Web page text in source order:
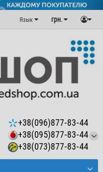
грн.
Язык
+38(096)877-83-44
+38(095)877-83-44
+38(073)877-83-44